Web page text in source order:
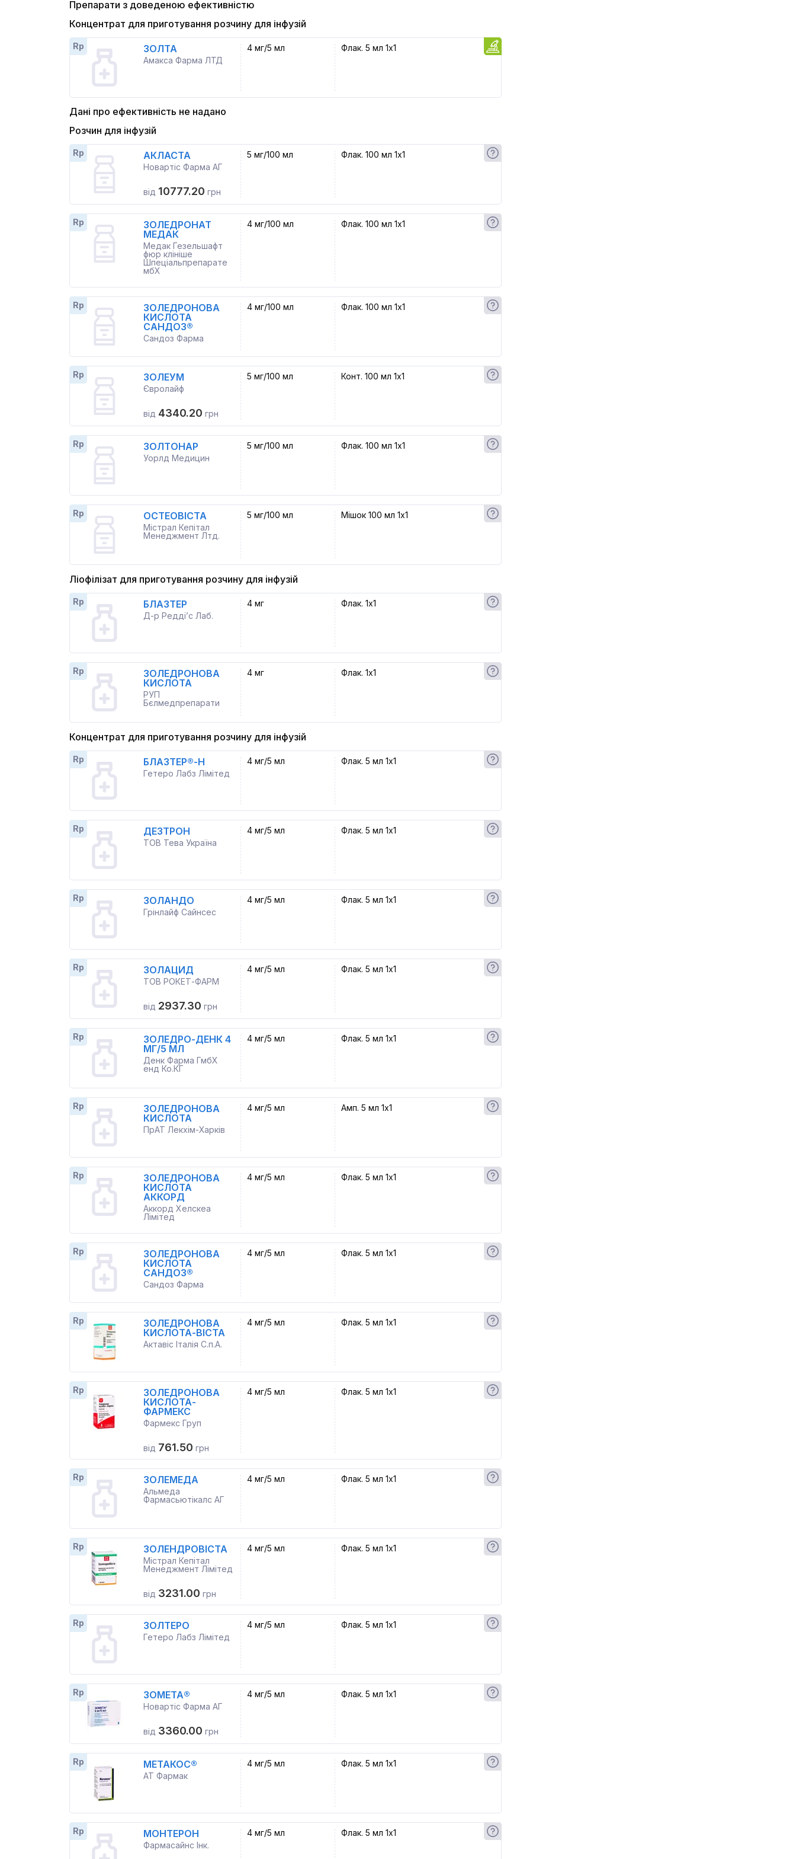
Препарати з доведеною ефективністю
Концентрат для приготування розчину для інфузій
Rp ЗОЛТА
Амакса Фарма ЛТД
4 мг/5 мл Флак. 5 мл 1x1
Дані про ефективність не надано
Розчин для інфузій
Rp АКЛАСТА
Новартіс Фарма АГ
від 10777.20 грн
5 мг/100 мл Флак. 100 мл 1x1
Rp
ЗОЛЕДРОНАТ
МЕДАК
Медак Гезельшафт
фюр клініше
Шпеціальпрепарате
мбХ
4 мг/100 мл Флак. 100 мл 1x1
Rp
ЗОЛЕДРОНОВА
КИСЛОТА
САНДОЗ®
Сандоз Фарма
4 мг/100 мл Флак. 100 мл 1x1
Rp ЗОЛЕУМ
Євролайф
від 4340.20 грн
5 мг/100 мл Конт. 100 мл 1x1
Rp ЗОЛТОНАР
Уорлд Медицин
5 мг/100 мл Флак. 100 мл 1x1
Rp ОСТЕОВІСТА
Містрал Кепітал
Менеджмент Лтд.
5 мг/100 мл Мішок 100 мл 1x1
Ліофілізат для приготування розчину для інфузій
Rp БЛАЗТЕР
Д-р Редді’с Лаб.
4 мг Флак. 1x1
Rp
ЗОЛЕДРОНОВА
КИСЛОТА
РУП
Бєлмедпрепарати
4 мг Флак. 1x1
Концентрат для приготування розчину для інфузій
Rp БЛАЗТЕР®-Н
Гетеро Лабз Лімітед
4 мг/5 мл Флак. 5 мл 1x1
Rp ДЕЗТРОН
ТОВ Тева Україна
4 мг/5 мл Флак. 5 мл 1x1
Rp ЗОЛАНДО
Грінлайф Сайнсес
4 мг/5 мл Флак. 5 мл 1x1
Rp ЗОЛАЦИД
ТОВ РОКЕТ-ФАРМ
від 2937.30 грн
4 мг/5 мл Флак. 5 мл 1x1
Rp
ЗОЛЕДРО-ДЕНК 4
МГ/5 МЛ
Денк Фарма ГмбХ
енд Ко.КГ
4 мг/5 мл Флак. 5 мл 1x1
Rp
ЗОЛЕДРОНОВА
КИСЛОТА
ПрАТ Лекхім-Харків
4 мг/5 мл Амп. 5 мл 1x1
Rp
ЗОЛЕДРОНОВА
КИСЛОТА
АККОРД
Аккорд Хелскеа
Лімітед
4 мг/5 мл Флак. 5 мл 1x1
Rp
ЗОЛЕДРОНОВА
КИСЛОТА
САНДОЗ®
Сандоз Фарма
4 мг/5 мл Флак. 5 мл 1x1
Rp
ЗОЛЕДРОНОВА
КИСЛОТА-ВІСТА
Актавіс Італія С.п.А.
4 мг/5 мл Флак. 5 мл 1x1
Rp
ЗОЛЕДРОНОВА
КИСЛОТА-
ФАРМЕКС
Фармекс Груп
від 761.50 грн
4 мг/5 мл Флак. 5 мл 1x1
Rp ЗОЛЕМЕДА
Альмеда
Фармасьютікалс АГ
4 мг/5 мл Флак. 5 мл 1x1
Rp ЗОЛЕНДРОВІСТА
Містрал Кепітал
Менеджмент Лімітед
від 3231.00 грн
4 мг/5 мл Флак. 5 мл 1x1
Rp ЗОЛТЕРО
Гетеро Лабз Лімітед
4 мг/5 мл Флак. 5 мл 1x1
Rp ЗОМЕТА®
Новартіс Фарма АГ
від 3360.00 грн
4 мг/5 мл Флак. 5 мл 1x1
Rp МЕТАКОС®
АТ Фармак
4 мг/5 мл Флак. 5 мл 1x1
Rp МОНТЕРОН
Фармасайнс Інк.
4 мг/5 мл Флак. 5 мл 1x1